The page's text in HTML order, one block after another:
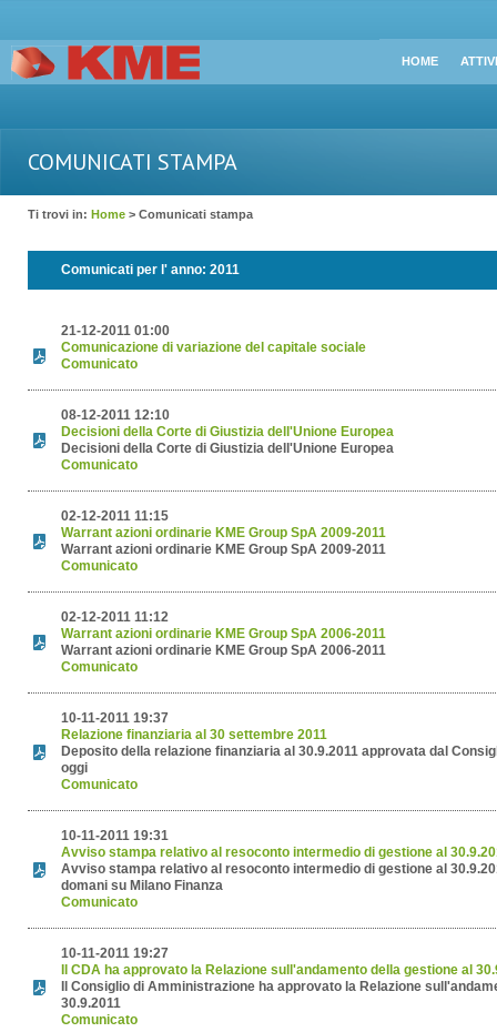
HOME
COMUNICATI STAMPA
Ti trovi in: Home > Comunicati stampa
Comunicati per l' anno: 2011
21-12-2011 01:00
Comunicazione di variazione del capitale sociale
Comunicato
08-12-2011 12:10
Decisioni della Corte di Giustizia dell'Unione Europea
Decisioni della Corte di Giustizia dell'Unione Europea
Comunicato
02-12-2011 11:15
Warrant azioni ordinarie KME Group SpA 2009-2011
Warrant azioni ordinarie KME Group SpA 2009-2011
Comunicato
02-12-2011 11:12
Warrant azioni ordinarie KME Group SpA 2006-2011
Warrant azioni ordinarie KME Group SpA 2006-2011
Comunicato
10-11-2011 19:37
Relazione finanziaria al 30 settembre 2011
Deposito della relazione finanziaria al 30.9.2011 approvata dal
oggi
Comunicato
10-11-2011 19:31
Avviso stampa relativo al resoconto intermedio di gestione al
Avviso stampa relativo al resoconto intermedio di gestione al
domani su Milano Finanza
Comunicato
10-11-2011 19:27
Il CDA ha approvato la Relazione sull'andamento della gestione al
Il Consiglio di Amministrazione ha approvato la Relazione
30.9.2011
Comunicato